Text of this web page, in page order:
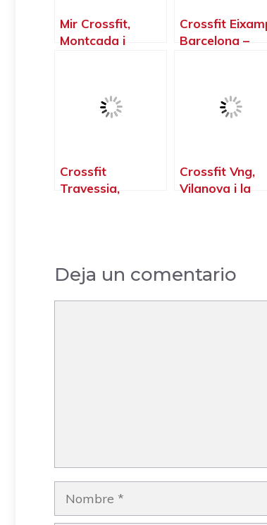
Mir Crossfit,
Montcada i
Crossfit
Barcelona –
Crossfit
Travessia,
Crossfit Vng,
Vilanova i la
Deja un comentario
Nombre